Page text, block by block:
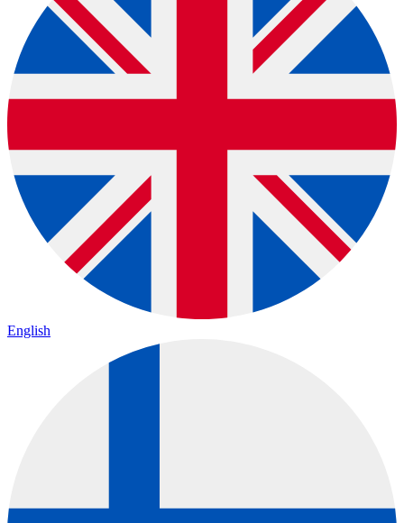
English